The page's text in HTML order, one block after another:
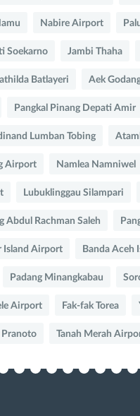
Nabire Airport
Soekarno Jambi Thaha
Batlayeri Aek
Pangkal Pinang Depati Amir
Lumban Tobing
Airport Namlea Namniwel
Lubuklinggau Silampari
Abdul Rachman Saleh
Island Airport Banda Aceh
Padang Minangkabau
Airport Fak-fak Torea
Pranoto Tanah Merah